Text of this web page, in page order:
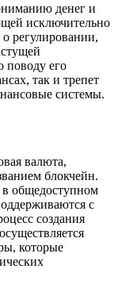
денег и
исключительно
регулировании,
поводу его
так и трепет
системы.
валюта,
блокчейн.
в общедоступном
с
создания
которые